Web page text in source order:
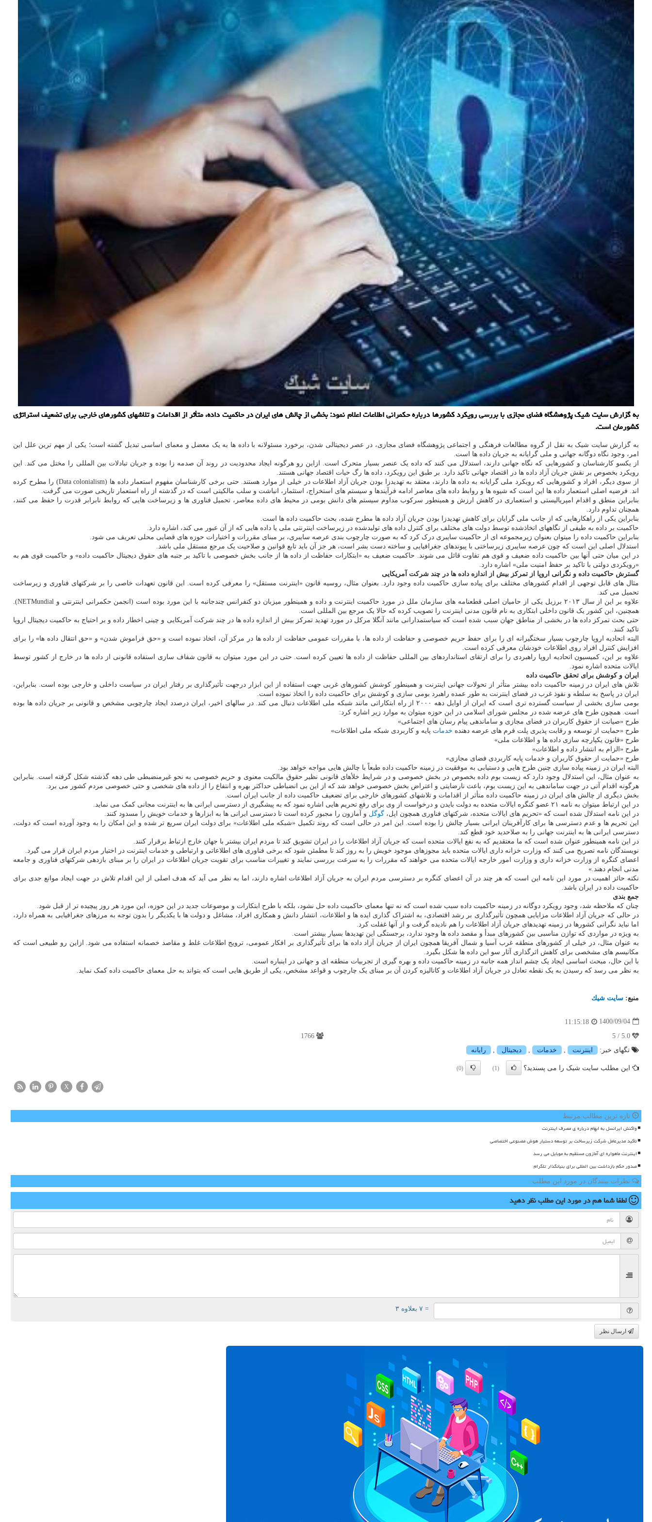
به گزارش سایت شیک پژوهشگاه فضای مجازی با بررسی رویکرد کشورها درباره حکمرانی اطلاعات اعلام نمود: بخشی از چالش های ایران در حاکمیت داده، متأثر از اقدامات و تلاشهای کشورهای خارجی برای تضعیف استراتژی
کشورمان است.
به گزارش سایت شیک به نقل از گروه مطالعات فرهنگی و اجتماعی پژوهشگاه فضای مجازی، در عصر دیجیتالی شدن، برخورد مسئولانه با داده ها به یک معضل و معمای اساسی تبدیل گشته است؛ یکی از مهم ترین علل این
امر، وجود نگاه دوگانه جهانی و ملی گرایانه به جریان داده ها است.
از یکسو کارشناسان و کشورهایی که نگاه جهانی دارند، استدلال می کنند که داده یک عنصر بسیار متحرک است. ازاین رو هرگونه ایجاد محدودیت در روند آن صدمه زا بوده و جریان تبادلات بین المللی را مختل می کند. این
رویکرد بخصوص بر نقش جریان آزاد داده ها در اقتصاد جهانی تاکید دارد. بر طبق این رویکرد، داده ها رگ حیات اقتصاد جهانی هستند.
از سوی دیگر، افراد و کشورهایی که رویکرد ملی گرایانه به داده ها دارند، معتقد به تهدیدزا بودن جریان آزاد اطلاعات در خیلی از موارد هستند. حتی برخی کارشناسان مفهوم استعمار داده ها (Data colonialism) را مطرح کرده
اند. فرضیه اصلی استعمار داده ها این است که شیوه ها و روابط داده های معاصر ادامه فرآیندها و سیستم های استخراج، استثمار، انباشت و سلب مالکیتی است که در گذشته از راه استعمار تاریخی صورت می گرفت.
بنابراین منطق و اقدام امپریالیستی و استعماری در کاهش ارزش و همینطور سرکوب مداوم سیستم های دانش بومی در محیط های داده معاصر، تحمیل فناوری ها و زیرساخت هایی که روابط نابرابر قدرت را حفظ می کنند،
همچنان تداوم دارد.
بنابراین یکی از راهکارهایی که از جانب ملی گرایان برای کاهش تهدیدزا بودن جریان آزاد داده ها مطرح شده، بحث حاکمیت داده ها است.
حاکمیت بر داده به طیفی از نگاههای اتخاذشده توسط دولت های مختلف برای کنترل داده های تولیدشده در زیرساخت اینترنتی ملی یا داده هایی که از آن عبور می کند، اشاره دارد.
بنابراین حاکمیت داده را میتوان بعنوان زیرمجموعه ای از حاکمیت سایبری درک کرد که به صورت چارچوب بندی عرصه سایبری، بر مبنای مقررات و اختیارات حوزه های قضایی محلی تعریف می شود.
استدلال اصلی این است که چون عرصه سایبری زیرساختی با پیوندهای جغرافیایی و ساخته دست بشر است، هر جز آن باید تابع قوانین و صلاحیت یک مرجع مستقل ملی باشد.
در این میان حتی آنها بین حاکمیت داده ضعیف و قوی هم تفاوت قائل می شوند. حاکمیت ضعیف به «ابتکارات حفاظت از داده ها از جانب بخش خصوصی با تاکید بر جنبه های حقوق دیجیتال حاکمیت داده» و حاکمیت قوی هم به
«رویکردی دولتی با تاکید بر حفظ امنیت ملی» اشاره دارد.
گسترش حاکمیت داده و نگرانی اروپا از تمرکز بیش از اندازه داده ها در چند شرکت آمریکایی
مثال های قابل توجهی از اقدام کشورهای مختلف برای پیاده سازی حاکمیت داده وجود دارد. بعنوان مثال، روسیه قانون «اینترنت مستقل» را معرفی کرده است. این قانون تعهدات خاصی را بر شرکتهای فناوری و زیرساخت
تحمیل می کند.
علاوه بر این از سال ۲۰۱۳ برزیل یکی از حامیان اصلی قطعنامه های سازمان ملل در مورد حاکمیت اینترنت و داده و همینطور میزبان دو کنفرانس چندجانبه با این مورد بوده است (انجمن حکمرانی اینترنتی و NETMundial).
همچنین، این کشور یک قانون داخلی ابتکاری به نام قانون مدنی اینترنت را تصویب کرده که حالا یک مرجع بین المللی است.
حتی بحث تمرکز داده ها در بخشی از مناطق جهان سبب شده است که سیاستمدارانی مانند آنگلا مرکل در مورد تهدید تمرکز بیش از اندازه داده ها در چند شرکت آمریکایی و چینی اخطار داده و بر احتیاج به حاکمیت دیجیتال اروپا
تاکید کنند.
البته اتحادیه اروپا چارچوب بسیار سختگیرانه ای را برای حفظ حریم خصوصی و حفاظت از داده ها، با مقررات عمومی حفاظت از داده ها در مرکز آن، اتخاذ نموده است و «حق فراموش شدن» و «حق انتقال داده ها» را برای
افزایش کنترل افراد روی اطلاعات خودشان معرفی کرده است.
علاوه بر این، کمیسیون اتحادیه اروپا راهبردی را برای ارتقای استانداردهای بین المللی حفاظت از داده ها تعیین کرده است. حتی در این مورد میتوان به قانون شفاف سازی استفاده قانونی از داده ها در خارج از کشور توسط
ایالات متحده اشاره نمود.
ایران و کوشش برای تحقق حاکمیت داده
تلاش های ایران در زمینه حاکمیت داده بیشتر متأثر از تحولات جهانی اینترنت و همینطور کوشش کشورهای غربی جهت استفاده از این ابزار درجهت تأثیرگذاری بر رفتار ایران در سیاست داخلی و خارجی بوده است. بنابراین،
ایران در پاسخ به سلطه و نفوذ غرب در فضای اینترنت به طور عمده راهبرد بومی سازی و کوشش برای حاکمیت داده را اتخاذ نموده است.
بومی سازی بخشی از سیاست گسترده تری است که ایران از اوایل دهه ۲۰۰۰ از راه ابتکاراتی مانند شبکه ملی اطلاعات دنبال می کند. در سالهای اخیر، ایران درصدد ایجاد چارچوبی مشخص و قانونی بر جریان داده ها بوده
است. همچون طرح های عرضه شده در مجلس شورای اسلامی در این حوزه میتوان به موارد زیر اشاره کرد:
طرح «صیانت از حقوق کاربران در فضای مجازی و ساماندهی پیام رسان های اجتماعی»
طرح «حمایت از توسعه و رقابت پذیری پلت فرم های عرضه دهنده خدمات پایه و کاربردی شبکه ملی اطلاعات»
طرح «قانون یکپارچه سازی داده ها و اطلاعات ملی»
طرح «الزام به انتشار داده و اطلاعات»
طرح «حمایت از حقوق کاربران و خدمات پایه کاربردی فضای مجازی»
البته ایران در زمینه پیاده سازی چنین طرح هایی و دستیابی به موفقیت در زمینه حاکمیت داده طبعاً با چالش هایی مواجه خواهد بود.
به عنوان مثال، این استدلال وجود دارد که زیست بوم داده بخصوص در بخش خصوصی و در شرایط خلأهای قانونی نظیر حقوق مالکیت معنوی و حریم خصوصی به نحو غیرمنضبطی طی دهه گذشته شکل گرفته است. بنابراین
هرگونه اقدام آتی در جهت ساماندهی به این زیست بوم، باعث نارضایتی و اعتراض بخش خصوصی خواهد شد که از این بی انضباطی حداکثر بهره و انتفاع را از داده های شخصی و حتی خصوصی مردم کشور می برد.
بخش دیگری از چالش های ایران در زمینه حاکمیت داده متأثر از اقدامات و تلاشهای کشورهای خارجی برای تضعیف حاکمیت داده از جانب ایران است.
در این ارتباط میتوان به نامه ۲۱ عضو کنگره ایالات متحده به دولت بایدن و درخواست از وی برای رفع تحریم هایی اشاره نمود که به پیشگیری از دسترسی ایرانی ها به اینترنت مجانی کمک می نماید.
در این نامه استدلال شده است که «تحریم های ایالات متحده، شرکتهای فناوری همچون اپل، گوگل و آمازون را مجبور کرده است تا دسترسی ایرانی ها به ابزارها و خدمات خویش را مسدود کنند.
این تحریم ها و عدم دسترسی ها برای کارآفرینان ایرانی بسیار چالش زا بوده است. این امر در حالی است که روند تکمیل «شبکه ملی اطلاعات» برای دولت ایران سریع تر شده و این امکان را به وجود آورده است که دولت،
دسترسی ایرانی ها به اینترنت جهانی را به صلاحدید خود قطع کند.
در این نامه همینطور عنوان شده است که ما معتقدیم که به نفع ایالات متحده است که جریان آزاد اطلاعات را در ایران تشویق کند تا مردم ایران بیشتر با جهان خارج ارتباط برقرار کنند.
نویسندگان نامه تصریح می کنند که وزارت خزانه داری ایالات متحده باید مجوزهای موجود خویش را به روز کند تا مطمئن شود که برخی فناوری های اطلاعاتی و ارتباطی و خدمات اینترنت در اختیار مردم ایران قرار می گیرد.
اعضای کنگره از وزارت خزانه داری و وزارت امور خارجه ایالات متحده می خواهند که مقررات را به سرعت بررسی نمایند و تغییرات مناسب برای تقویت جریان اطلاعات در ایران را بر مبنای بازدهی شرکتهای فناوری و جامعه
مدنی انجام دهند.»
نکته حائز اهمیت در مورد این نامه این است که هر چند در آن اعضای کنگره بر دسترسی مردم ایران به جریان آزاد اطلاعات اشاره دارند، اما به نظر می آید که هدف اصلی از این اقدام تلاش در جهت ایجاد موانع جدی برای
حاکمیت داده در ایران باشد.
جمع بندی
چنان که ملاحظه شد، وجود رویکرد دوگانه در زمینه حاکمیت داده سبب شده است که نه تنها معمای حاکمیت داده حل نشود، بلکه با طرح ابتکارات و موضوعات جدید در این حوزه، این مورد هر روز پیچیده تر از قبل شود.
در حالی که جریان آزاد اطلاعات مزایایی همچون تأثیرگذاری بر رشد اقتصادی، به اشتراک گذاری ایده ها و اطلاعات، انتشار دانش و همکاری افراد، مشاغل و دولت ها با یکدیگر را بدون توجه به مرزهای جغرافیایی به همراه دارد،
اما نباید نگرانی کشورها در زمینه تهدیدهای جریان آزاد اطلاعات را هم نادیده گرفت و از آنها غفلت کرد.
به ویژه در مواردی که توازن مناسبی بین کشورهای مبدأ و مقصد داده ها وجود ندارد، برجستگی این تهدیدها بسیار بیشتر است.
به عنوان مثال، در خیلی از کشورهای منطقه غرب آسیا و شمال آفریقا همچون ایران از جریان آزاد داده ها برای تأثیرگذاری بر افکار عمومی، ترویج اطلاعات غلط و مقاصد خصمانه استفاده می شود. ازاین رو طبیعی است که
مکانیسم های مشخصی برای کاهش اثرگذاری آثار سو این داده ها شکل بگیرد.
با این حال، مبحث اساسی ایجاد یک چشم انداز همه جانبه در زمینه حاکمیت داده و بهره گیری از تجربیات منطقه ای و جهانی در اینباره است.
به نظر می رسد که رسیدن به یک نقطه تعادل در جریان آزاد اطلاعات و کانالیزه کردن آن بر مبنای یک چارچوب و قواعد مشخص، یکی از طریق هایی است که بتواند به حل معمای حاکمیت داده کمک نماید.
منبع: سایت شیك
1400/09/04
11:15:18
تگهای خبر:
اینترنت , خدمات , دیجیتال , رایانه
این مطلب سایت شیک را می پسندید؟ (1)
(0)
X
تازه ترین مطالب مرتبط
واکنش ایرانسل به ابهام درباره ی مصرف اینترنت
تاکید مدیرعامل شرکت زیرساخت بر توسعه دستیار هوش مصنوعی اختصاصی
اینترنت ماهواره ای آمازون مستقیم به موبایل می رسد
صدور حکم بازداشت بین المللی برای بنیانگذار تلگرام
نظرات بینندگان در مورد این مطلب
لطفا شما همدر مورد این مطلبنظر دهید
= ۷ بعلاوه ۳
ارسال نظر